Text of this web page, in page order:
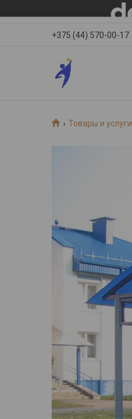
+375 (44) 570-00-17
Товары и услуги